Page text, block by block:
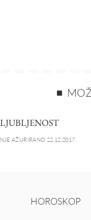
AŽURIRANO 22.12.2017.
HOROSKOP